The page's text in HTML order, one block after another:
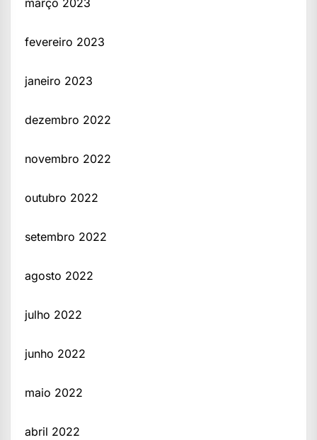
fevereiro 2023
janeiro 2023
dezembro 2022
novembro 2022
outubro 2022
setembro 2022
agosto 2022
julho 2022
junho 2022
maio 2022
abril 2022